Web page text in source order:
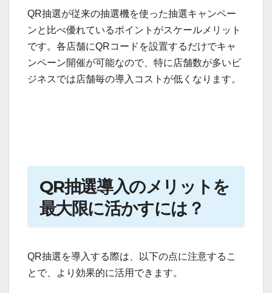
QR抽選が従来の抽選機を使った抽選キャンペー
ンと比べ優れているポイントがスケールメリット
です。各店舗にQRコードを設置するだけでキャ
ンペーン開催が可能なので、特に店舗数が多いビ
ジネスでは店舗毎の導入コストが低くなります。
QR抽選導入のメリットを
最大限に活かすには？
QR抽選を導入する際は、以下の点に注意するこ
とで、より効果的に活用できます。